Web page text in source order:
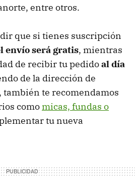
entre otros.
que si tienes suscripción
envío será gratis, mientras
de recibir tu pedidoal día
de la dirección de
también te recomendamos
comomicas, fundas o
tu nueva